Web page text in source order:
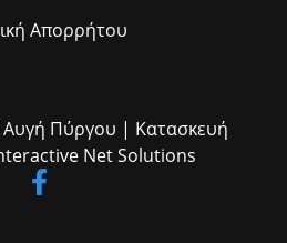
Απορρήτου
Πύργου | Κατασκευή
Net Solutions